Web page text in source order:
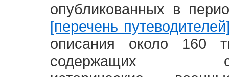
опубликованных в
[перечень
описания около 160
содержащих